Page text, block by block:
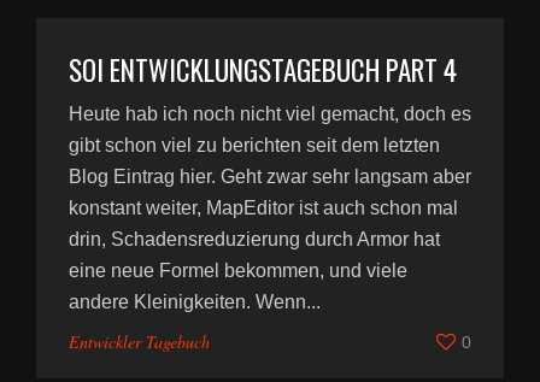
SOI ENTWICKLUNGSTAGEBUCH PART 4
Heute hab ich noch nicht viel gemacht, doch es
gibt schon viel zu berichten seit dem letzten
Blog Eintrag hier. Geht zwar sehr langsam aber
konstant weiter, MapEditor ist auch schon mal
drin, Schadensreduzierung durch Armor hat
eine neue Formel bekommen, und viele
andere Kleinigkeiten. Wenn...
Entwickler Tagebuch 0